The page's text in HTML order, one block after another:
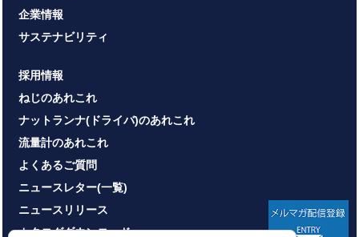
企業情報
サステナビリティ
採用情報
ねじのあれこれ
ナットランナ(ドライバ)のあれこれ
流量計のあれこれ
よくあるご質問
ニュースレター(一覧)
ニュースリリース
カタログダウンロード